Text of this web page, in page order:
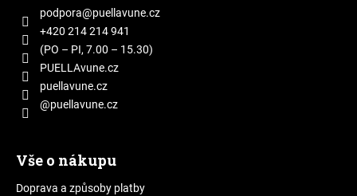
podpora@puellavune.cz
+420 214 214 941
(PO – PI, 7.00 – 15.30)
PUELLAvune.cz
puellavune.cz
@puellavune.cz
Vše o nákupu
Doprava a způsoby platby